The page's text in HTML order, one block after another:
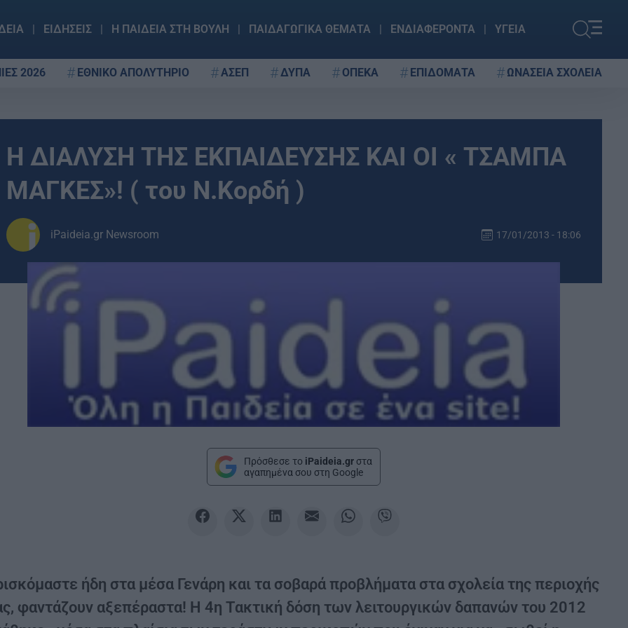
ΕΙΔΗΣΕΙΣ Η ΠΑΙΔΕΙΑ ΣΤΗ ΒΟΥΛΗ ΠΑΙΔΑΓΩΓΙΚΑ ΘΕΜΑΤΑ ΕΝΔΙΑΦΕΡΟΝΤΑ ΥΓΕΙΑ
2026 ΕΘΝΙΚΟ ΑΠΟΛΥΤΗΡΙΟ ΑΣΕΠ ΔΥΠΑ ΟΠΕΚΑ ΕΠΙΔΟΜΑΤΑ ΩΝΑΣΕΙΑ ΣΧΟΛΕΙΑ
Η ΔΙΑΛΥΣΗ ΤΗΣ ΕΚΠΑΙΔΕΥΣΗΣ ΚΑΙ ΟΙ « ΤΣΑΜΠΑ
ΜΑΓΚΕΣ»! ( του Ν.Κορδή )
iPaideia.gr Newsroom 17/01/2013 - 18:06
Πρόσθεσε το iPaideia.gr στα
αγαπημένα σου στη Google
ήδη στα μέσα Γενάρη και τα σοβαρά προβλήματα στα σχολεία της περιοχής
φαντάζουν αξεπέραστα! Η 4η Τακτική δόση των λειτουργικών δαπανών του 2012